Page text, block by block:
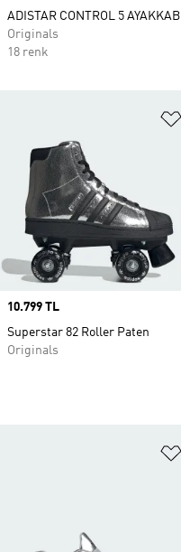
ADISTAR CONTROL 5 AYAKKABI
Originals
18 renk
Price
10.799 TL
Superstar 82 Roller Paten
Originals